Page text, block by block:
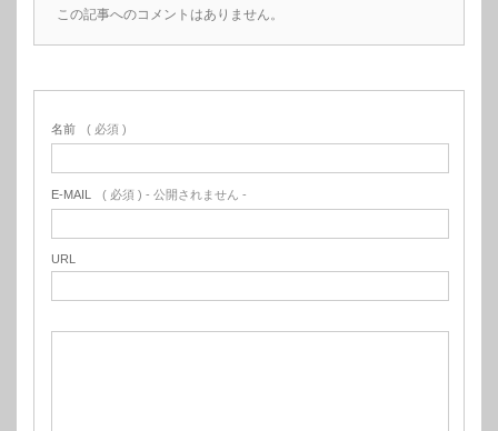
この記事へのコメントはありません。
名前 ( 必須 )
E-MAIL ( 必須 ) - 公開されません -
URL